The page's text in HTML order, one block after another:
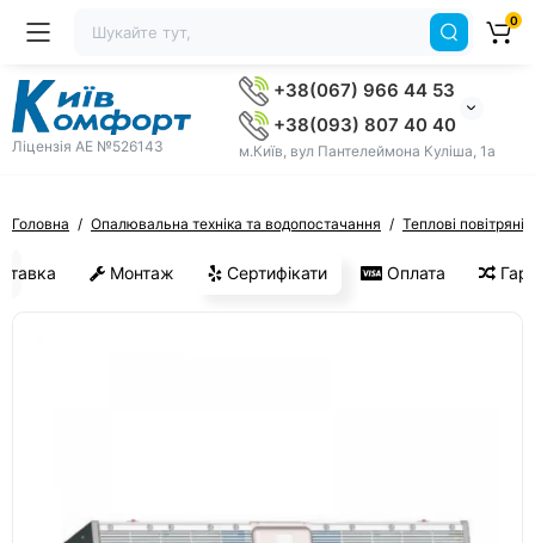
Ліцензія AE №526143
+38(067) 966 44 53
+38(093) 807 40 40
м.Київ, вул Пантелеймона Куліша, 1а
0
Головна Опалювальна техніка та водопостачання Теплові повітряні
Монтаж Сертифікати Оплата